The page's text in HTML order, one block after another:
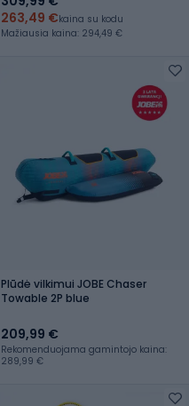
263,49 €kaina su kodu
Mažiausia kaina: 294,49 €
Plūdė vilkimui JOBE Chaser
Towable 2P blue
209,99 €
Rekomenduojama gamintojo kaina:
289,99 €